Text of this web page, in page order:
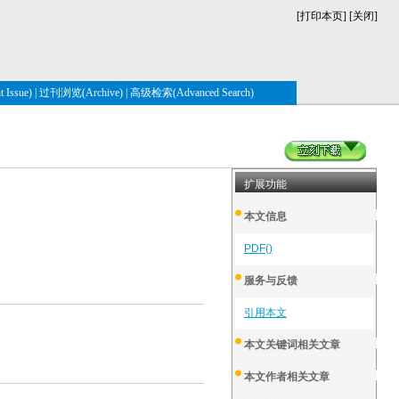
[打印本页] [关闭]
Issue)| 过刊浏览(Archive)| 高级检索(Advanced Search)
扩展功能
本文信息
PDF()
服务与反馈
引用本文
本文关键词相关文章
本文作者相关文章